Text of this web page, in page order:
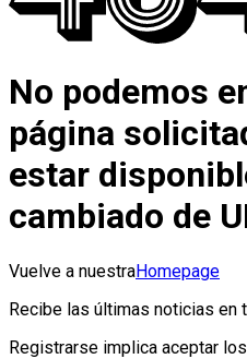
No podemos
página
estar
cambiado de
Vuelve a nuestraHomepage
Recibe las últimas noticias en
Registrarse implica aceptar los